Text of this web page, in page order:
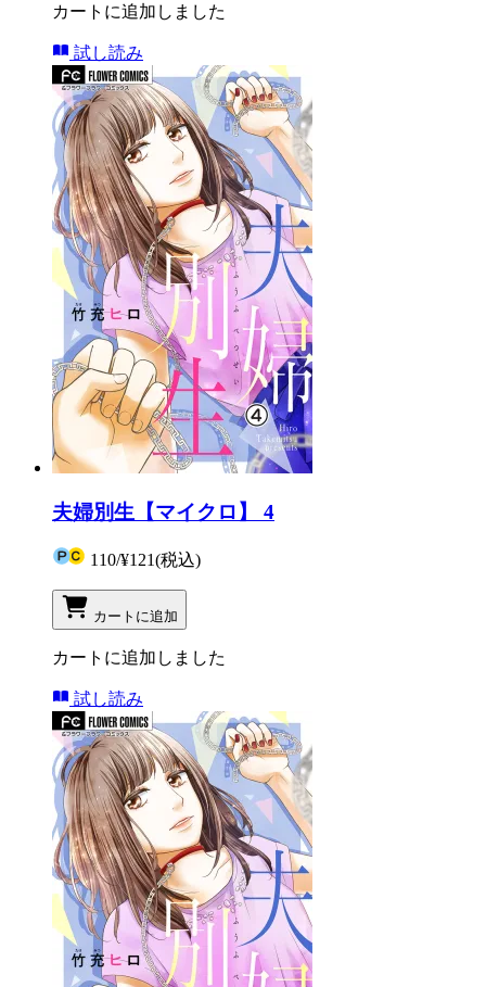
カートに追加しました
試し読み
夫婦別生【マイクロ】 4
110/¥121(税込)
カートに追加
カートに追加しました
試し読み